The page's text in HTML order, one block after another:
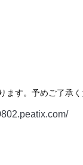
。予めご了承く